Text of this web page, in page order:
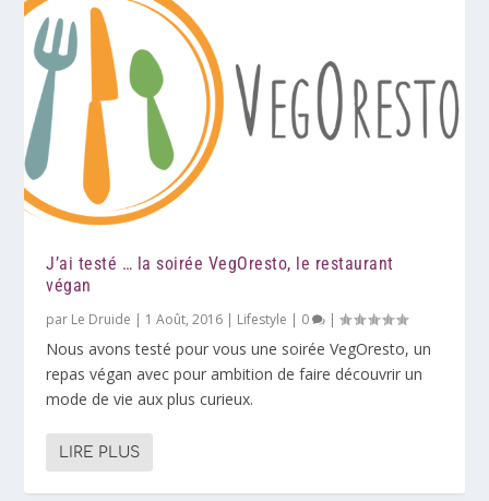
J’ai testé … la soirée VegOresto, le restaurant
végan
par Le Druide | 1 Août, 2016 | Lifestyle | 0 |
Nous avons testé pour vous une soirée VegOresto, un
repas végan avec pour ambition de faire découvrir un
mode de vie aux plus curieux.
LIRE PLUS